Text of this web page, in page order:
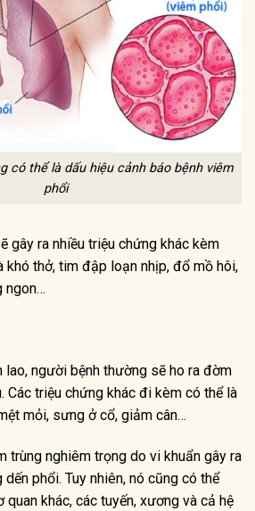
có thể là dấu hiệu cảnh báo bệnh viêm
phổi
gây ra nhiều triệu chứng khác kèm
khó thở, tim đập loạn nhịp, đổ mồ hôi,
ngon…
lao, người bệnh thường sẽ ho ra đờm
Các triệu chứng khác đi kèm có thể là
mỏi, sưng ở cổ, giảm cân…
trùng nghiêm trọng do vi khuẩn gây ra
phổi. Tuy nhiên, nó cũng có thể
quan khác, các tuyến, xương và cả hệ